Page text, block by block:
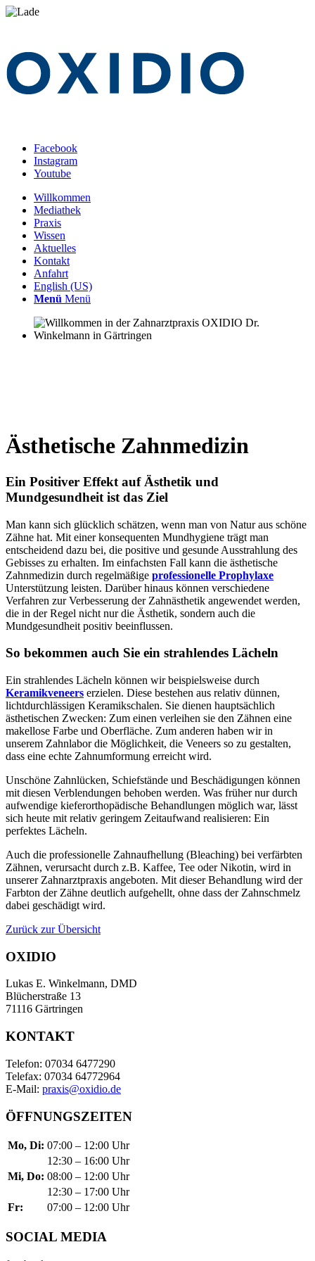
Facebook
Instagram
Youtube
Willkommen
Mediathek
Praxis
Wissen
Aktuelles
Kontakt
Anfahrt
English (US)
Menü Menü
Ästhetische Zahnmedizin
Ein Positiver Effekt auf Ästhetik und
Mundgesundheit ist das Ziel
Man kann sich glücklich schätzen, wenn man von Natur aus schöne
Zähne hat. Mit einer konsequenten Mundhygiene trägt man
entscheidend dazu bei, die positive und gesunde Ausstrahlung des
Gebisses zu erhalten. Im einfachsten Fall kann die ästhetische
Zahnmedizin durch regelmäßige professionelle Prophylaxe
Unterstützung leisten. Darüber hinaus können verschiedene
Verfahren zur Verbesserung der Zahnästhetik angewendet werden,
die in der Regel nicht nur die Ästhetik, sondern auch die
Mundgesundheit positiv beeinflussen.
So bekommen auch Sie ein strahlendes Lächeln
Ein strahlendes Lächeln können wir beispielsweise durch
Keramikveneers erzielen. Diese bestehen aus relativ dünnen,
lichtdurchlässigen Keramikschalen. Sie dienen hauptsächlich
ästhetischen Zwecken: Zum einen verleihen sie den Zähnen eine
makellose Farbe und Oberfläche. Zum anderen haben wir in
unserem Zahnlabor die Möglichkeit, die Veneers so zu gestalten,
dass eine echte Zahnumformung erreicht wird.
Unschöne Zahnlücken, Schiefstände und Beschädigungen können
mit diesen Verblendungen behoben werden. Was früher nur durch
aufwendige kieferorthopädische Behandlungen möglich war, lässt
sich heute mit relativ geringem Zeitaufwand realisieren: Ein
perfektes Lächeln.
Auch die professionelle Zahnaufhellung (Bleaching) bei verfärbten
Zähnen, verursacht durch z.B. Kaffee, Tee oder Nikotin, wird in
unserer Zahnarztpraxis angeboten. Mit dieser Behandlung wird der
Farbton der Zähne deutlich aufgehellt, ohne dass der Zahnschmelz
dabei geschädigt wird.
Zurück zur Übersicht
OXIDIO
Lukas E. Winkelmann, DMD
Blücherstraße 13
71116 Gärtringen
KONTAKT
Telefon: 07034 6477290
Telefax: 07034 64772964
E-Mail: praxis@oxidio.de
ÖFFNUNGSZEITEN
Mo, Di: 07:00 – 12:00 Uhr
12:30 – 16:00 Uhr
Mi, Do: 08:00 – 12:00 Uhr
12:30 – 17:00 Uhr
Fr:
07:00 – 12:00 Uhr
SOCIAL MEDIA